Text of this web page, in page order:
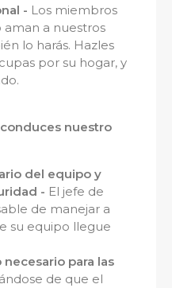
- Los miembros
a nuestros
lo harás. Hazles
por su hogar, y
nuestro
del equipo y
- El jefe de
de manejar a
su equipo llegue
para las
de que el